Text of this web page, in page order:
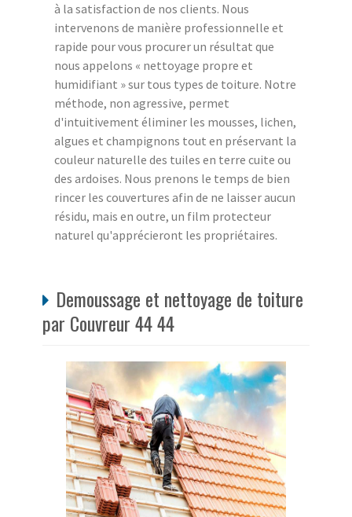
à la satisfaction de nos clients. Nous
intervenons de manière professionnelle et
rapide pour vous procurer un résultat que
nous appelons « nettoyage propre et
humidifiant » sur tous types de toiture. Notre
méthode, non agressive, permet
d'intuitivement éliminer les mousses, lichen,
algues et champignons tout en préservant la
couleur naturelle des tuiles en terre cuite ou
des ardoises. Nous prenons le temps de bien
rincer les couvertures afin de ne laisser aucun
résidu, mais en outre, un film protecteur
naturel qu'apprécieront les propriétaires.
Demoussage et nettoyage de toiture
par Couvreur 44 44